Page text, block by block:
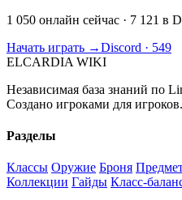
1 050 онлайн сейчас · 7 121 в
Начать играть →Discord · 549
ELCARDIA WIKI
Независимая база знаний по
Создано игроками для игроков.
Разделы
Классы Оружие Броня
Коллекции Гайды Класс-